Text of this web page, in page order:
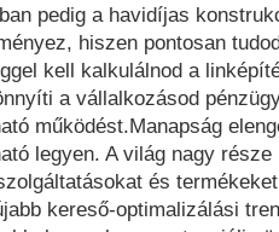
pedig a havidíjas
hiszen pontosan
kell kalkulálnod a
a vállalkozásod
működést.Manapság
legyen. A világ nagy
és
kereső-optimalizálási